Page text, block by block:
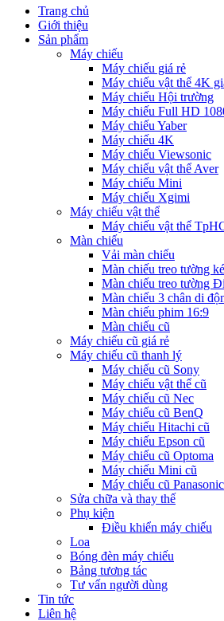
Trang chủ
Giới thiệu
Sản phẩm
Máy chiếu
Máy chiếu giá rẻ
Máy chiếu vật thể 4K
Máy chiếu Hội trường
Máy chiếu Full HD
Máy chiếu Yaber
Máy chiếu 4K
Máy chiếu Viewsonic
Máy chiếu vật thể Aver
Máy chiếu Mini
Máy chiếu Xgimi
Máy chiếu vật thể
Máy chiếu vật thể
Màn chiếu
Vải màn chiếu
Màn chiếu treo tường
Màn chiếu treo tường
Màn chiếu 3 chân di
Màn chiếu phim 16:9
Màn chiếu cũ
Máy chiếu cũ giá rẻ
Máy chiếu cũ thanh lý
Máy chiếu cũ Sony
Máy chiếu vật thể cũ
Máy chiếu cũ Nec
Máy chiếu cũ BenQ
Máy chiếu Hitachi cũ
Máy chiếu Epson cũ
Máy chiếu cũ Optoma
Máy chiếu Mini cũ
Máy chiếu cũ Panasonic
Sửa chữa và thay thế
Phụ kiện
Điều khiển máy chiếu
Loa
Bóng đèn máy chiếu
Bảng tương tác
Tư vấn người dùng
Tin tức
Liên hệ